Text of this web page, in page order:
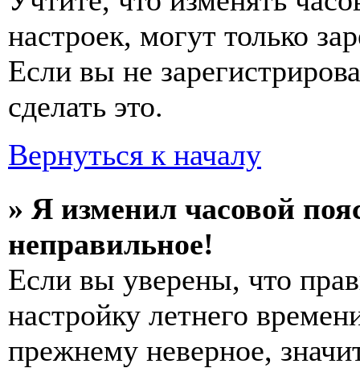
настроек, могут только
Если вы не
сделать это.
Вернуться к началу
» Я изменил часовой
неправильное!
Если вы уверены, что
настройку летнего
прежнему неверное,